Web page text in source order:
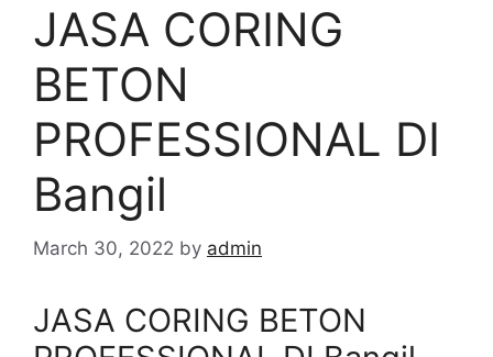
JASA CORING
BETON
PROFESSIONAL DI
Bangil
March 30, 2022 by admin
JASA CORING BETON